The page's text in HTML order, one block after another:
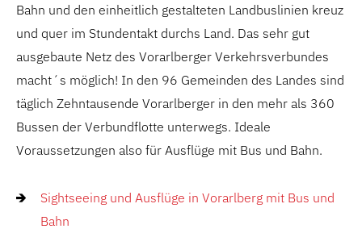
Bahn und den einheitlich gestalteten Landbuslinien kreuz
und quer im Stundentakt durchs Land. Das sehr gut
ausgebaute Netz des Vorarlberger Verkehrsverbundes
macht´s möglich! In den 96 Gemeinden des Landes sind
täglich Zehntausende Vorarlberger in den mehr als 360
Bussen der Verbundflotte unterwegs. Ideale
Voraussetzungen also für Ausflüge mit Bus und Bahn.
Sightseeing und Ausflüge in Vorarlberg mit Bus und
Bahn